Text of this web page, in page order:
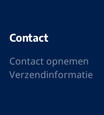
Contact
Contact opnemen
Verzendinformatie